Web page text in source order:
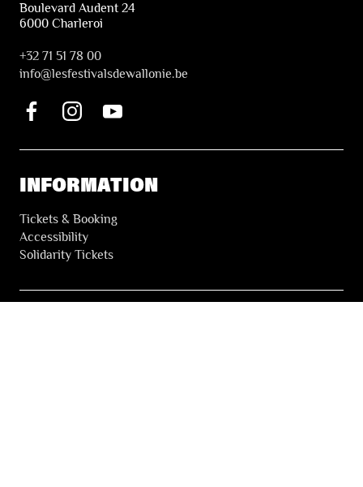
Boulevard Audent 24
6000 Charleroi
+32 71 51 78 00
info@lesfestivalsdewallonie.be
INFORMATION
Tickets & Booking
Accessibility
Solidarity Tickets